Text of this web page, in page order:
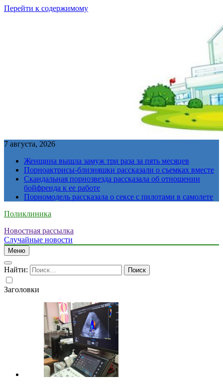
Перейти к содержимому
7 августа, 2026
Женщина вышла замуж три раза за пять месяцев
Порноактрисы-близняшки рассказали о съемках вместе
Скандальная порнозвезда рассказала об отношении
бойфренда к ее работе
Порномодель рассказала о сексе с пилотами в самолете
Поликлиника
Новостная рассылка
Случайные новости
Меню
Найти:
Заголовки